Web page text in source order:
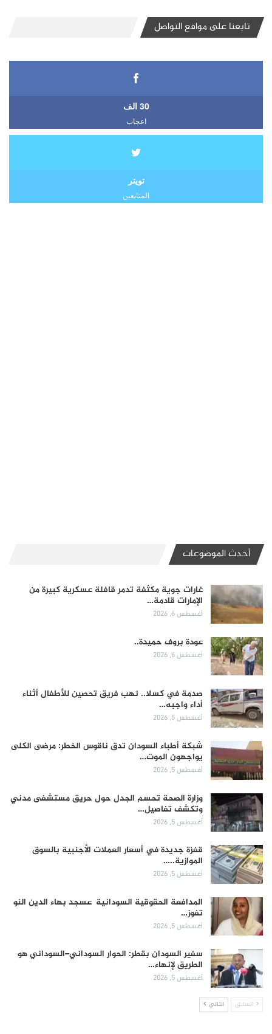
تابعنا على مواقع التواصل
30 الف
اعجاب
تويتر
المتابعين
أحدث الموضوعات
غارات جوية مكثفة تدمر قافلة عسكرية كبيرة من
الإمارات قادمة…
أغسطس 6, 2026
عودة بروف حميدة..
أغسطس 6, 2026
صدمة في كسلا.. نهب فريق تحصين للأطفال أثناء
أداء واجبه…
أغسطس 5, 2026
شبكة أطباء السودان تدق ناقوس الخطر: مرضى الكلى
يواجهون الموت…
أغسطس 5, 2026
وزارة الصحة تحسم الجدل حول حريق مستشفى مدني
وتكشف تفاصيل…
أغسطس 5, 2026
قفزة جديدة في أسعار العملات الأجنبية بالسوق
الموازية..…
أغسطس 5, 2026
المدافعة الحقوقية السودانية عسجد بهاء الدين النو
تفوز…
أغسطس 5, 2026
سفير السودان بقطر: الحوار السوداني–السوداني هو
الطريق لإنهاء…
أغسطس 5, 2026
السابق التالي